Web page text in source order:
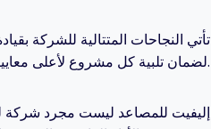
تأتي النجاحات المتتالية للشركة
لضمان تلبية كل مشروع لأعلى معايير التميز ورضا العملاء.
إليفيت للمصاعد ليست مجرد شركة